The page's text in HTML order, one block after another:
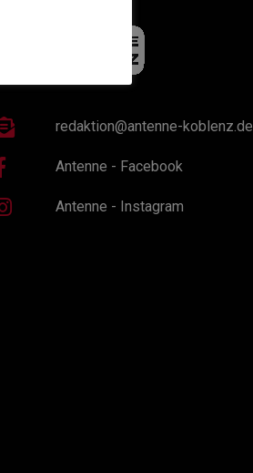
redaktion@antenne-koblenz.de
Antenne - Facebook
Antenne - Instagram